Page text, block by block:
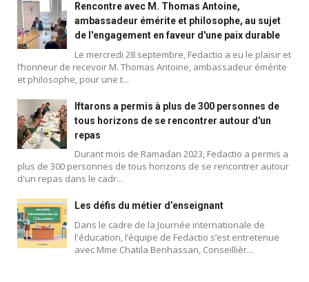
Rencontre avec M. Thomas Antoine,
ambassadeur émérite et philosophe, au sujet
de l'engagement en faveur d'une paix durable
Le mercredi 28 septembre, Fedactio a eu le plaisir et
l’honneur de recevoir M. Thomas Antoine, ambassadeur émérite
et philosophe, pour une t...
Iftarons a permis à plus de 300 personnes de
tous horizons de se rencontrer autour d'un
repas
Durant mois de Ramadan 2023, Fedactio a permis a
plus de 300 personnes de tous horizons de se rencontrer autour
d'un repas dans le cadr...
Les défis du métier d’enseignant
Dans le cadre de la Journée internationale de
l'éducation, l’équipe de Fedactio s’est entretenue
avec Mme Chatila Benhassan, Conseillièr...
Blog